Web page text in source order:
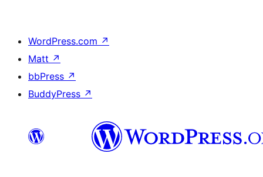
WordPress.com ↗
Matt ↗
bbPress ↗
BuddyPress ↗